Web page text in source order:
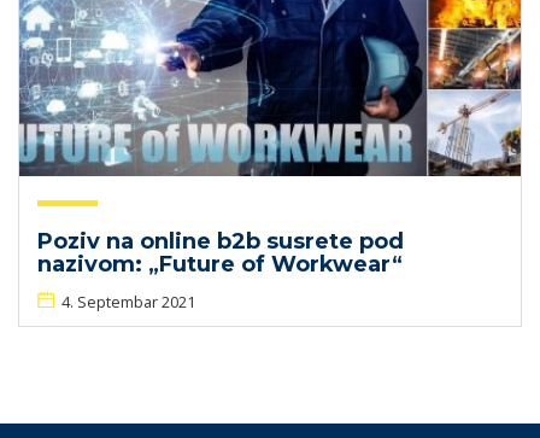
Poziv na online b2b susrete pod
nazivom: „Future of Workwear“
4. Septembar 2021